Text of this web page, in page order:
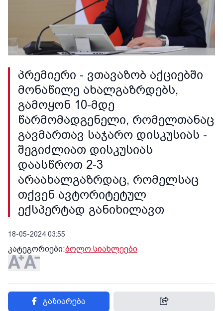
პრემიერი - ვთავაზობ აქციებში
მონაწილე ახალგაზრდებს,
გამოყონ 10-მდე
წარმომადგენელი, რომელთანაც
გავმართავ საჯარო დისკუსიას -
შეგიძლიათ დისკუსიას
დაასწროთ 2-3
არაახალგაზრდაც, რომელსაც
თქვენ ავტორიტეტულ
ექსპერტად განიხილავთ
18-05-2024 03:55
კატეგორიები:ბოლო სიახლეები
გაზიარება